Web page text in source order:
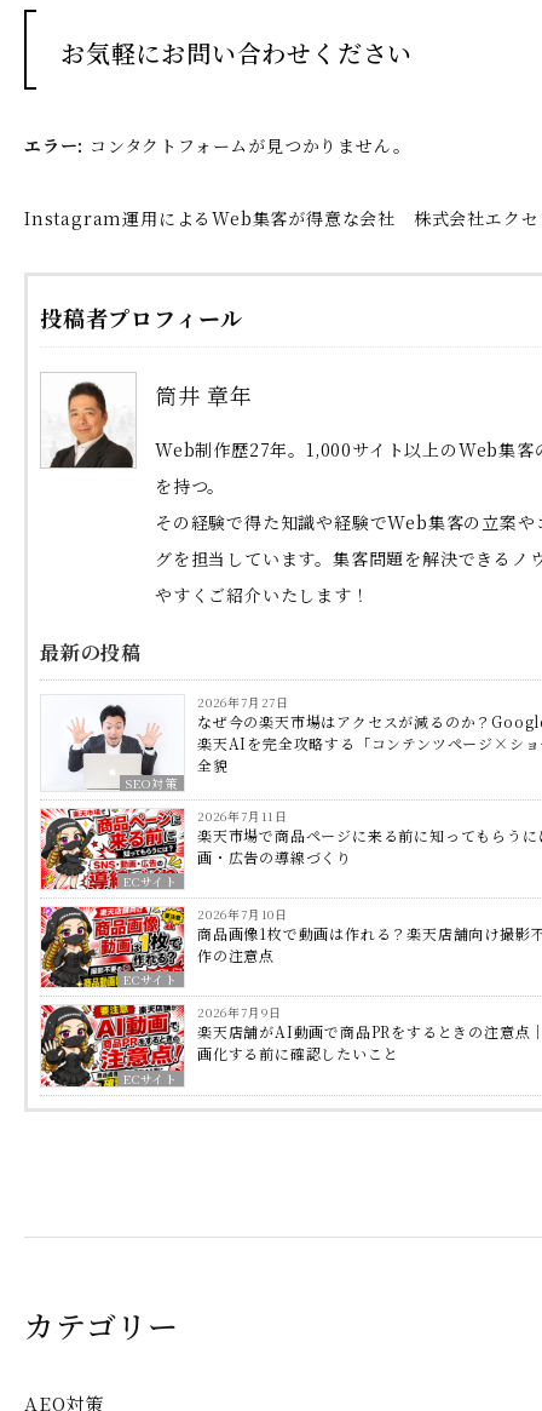
お気軽にお問い合わせください
エラー: コンタクトフォームが見つかりません。
Instagram運用によるWeb集客が得意な会社 株式会社エクセ
投稿者プロフィール
筒井 章年
Web制作歴27年。1,000サイト以上のWeb集客
を持つ。
その経験で得た知識や経験でWeb集客の立案や
グを担当しています。集客問題を解決できるノ
やすくご紹介いたします！
最新の投稿
SEO対策
2026年7月27日
なぜ今の楽天市場はアクセスが減るのか？
楽天AIを完全攻略する「コンテンツページ×シ
全貌
ECサイト
2026年7月11日
楽天市場で商品ページに来る前に知ってもらう
画・広告の導線づくり
ECサイト
2026年7月10日
商品画像1枚で動画は作れる？楽天店舗向け撮影
作の注意点
ECサイト
2026年7月9日
楽天店舗がAI動画で商品PRをするときの注意点
画化する前に確認したいこと
カテゴリー
AEO対策